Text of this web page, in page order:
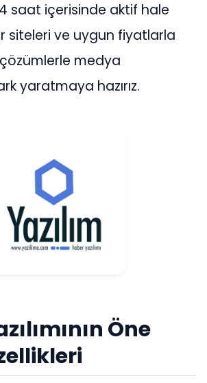
saat içerisinde aktif hale
siteleri ve uygun fiyatlarla
medya
yaratmaya hazırız.
Öne